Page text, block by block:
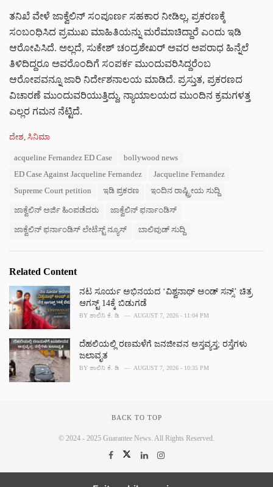
ತನಿಖೆ ವೇಳೆ ಜಾಕ್ವೆಲಿನ್ ಸಂಪೂರ್ಣ ಸಹಕಾರ ನೀಡಿಲ್ಲ, ಪ್ರಕರಣಕ್ಕೆ
ಸಂಬಂಧಿಸಿದ ಪ್ರಮುಖ ಮಾಹಿತಿಯನ್ನು ಮರೆಮಾಚಿದ್ದಾರೆ ಎಂದು ಇಡಿ
ಆರೋಪಿಸಿದೆ. ಅಲ್ಲದೆ, ಸುಕೇಶ್ ಚಂದ್ರಶೇಖರ್ ಅವರ ಅಪರಾಧ ಹಿನ್ನೆಲೆ
ತಿಳಿದಿದ್ದರೂ ಅವರೊಂದಿಗೆ ಸಂಪರ್ಕ ಮುಂದುವರಿಸಿದ್ದರೆಂಬ
ಆರೋಪವನ್ನೂ ಜಾರಿ ನಿರ್ದೇಶನಾಲಯ ಮಾಡಿದೆ. ಪ್ರಸ್ತುತ, ಪ್ರಕರಣದ
ವಿಚಾರಣೆ ಮುಂದುವರಿಯುತ್ತಿದ್ದು, ನ್ಯಾಯಾಲಯದ ಮುಂದಿನ ಕ್ರಮಗಳತ್ತ
ಎಲ್ಲರ ಗಮನ ನೆಟ್ಟಿದೆ.
C
ದೇಶ, ಸಿನಿಮಾ
acqueline Fernandez ED Case
bollywood news
ED Case Against Jacqueline Fernandez
Jacqueline Fernandez
Supreme Court petition
ಇಡಿ ಪ್ರಕರಣ ಇಂದಿನ ರಾಷ್ಟ್ರೀಯ ಸುದ್ದಿ
ಜಾಕ್ವೆಲಿನ್ ಅರ್ಜಿ ಹಿಂಪಡೆದರು ಜಾಕ್ವೆಲಿನ್ ಫರ್ನಾಂಡಿಸ್
ಜಾಕ್ವೆಲಿನ್ ಫರ್ನಾಂಡಿಸ್ ಲೇಟೆಸ್ಟ್ ನ್ಯೂಸ್ ಬಾಲಿವುಡ್ ಸುದ್ದಿ
Related Content
ನಟ ಸೂರ್ಯ ಅಭಿನಯದ ‘ವಿಶ್ವನಾಥ್ ಅಂಡ್ ಸನ್ಸ್’ ಚಿತ್ರ
ಆಗಸ್ಟ್ 14ಕ್ಕೆ ಬಿಡುಗಡೆ
BY ಶಾಲಿನಿ ಕೆ. ಡಿ AUGUST 7, 2026 - 11:04 PM
ದೆಹಲಿಯಲ್ಲಿ ರಣಮಳೆಗೆ ಜನಜೀವನ ಅಸ್ತವ್ಯಸ್ತ; ರಸ್ತೆಗಳು
ಜಲಾವೃತ
BY ಶಾಲಿನಿ ಕೆ. ಡಿ AUGUST 7, 2026 - 10:35 PM
BACK TO TOP
© 2024 - 2025 Guarantee News. All Rights Reserved.